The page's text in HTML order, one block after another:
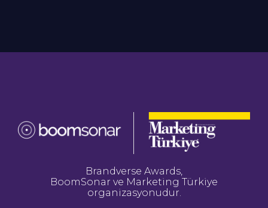
Brandverse Awards,
BoomSonar ve Marketing Türkiye
organizasyonudur.